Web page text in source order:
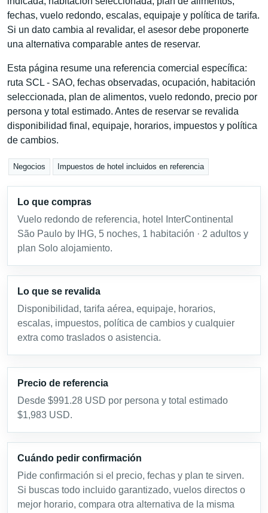
fechas, vuelo redondo, escalas, equipaje y política de tarifa.
Si un dato cambia al revalidar, el asesor debe proponerte
una alternativa comparable antes de reservar.
Esta página resume una referencia comercial específica:
ruta SCL - SAO, fechas observadas, ocupación, habitación
seleccionada, plan de alimentos, vuelo redondo, precio por
persona y total estimado. Antes de reservar se revalida
disponibilidad final, equipaje, horarios, impuestos y política
de cambios.
Negocios Impuestos de hotel incluidos en referencia
Lo que compras
Vuelo redondo de referencia, hotel InterContinental
São Paulo by IHG, 5 noches, 1 habitación · 2 adultos y
plan Solo alojamiento.
Lo que se revalida
Disponibilidad, tarifa aérea, equipaje, horarios,
escalas, impuestos, política de cambios y cualquier
extra como traslados o asistencia.
Precio de referencia
Desde $991.28 USD por persona y total estimado
$1,983 USD.
Cuándo pedir confirmación
Pide confirmación si el precio, fechas y plan te sirven.
Si buscas todo incluido garantizado, vuelos directos o
mejor horario, compara otra alternativa de la misma